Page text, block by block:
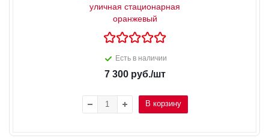
уличная стационарная
оранжевый
Есть в наличии
7 300руб./шт
В корзину